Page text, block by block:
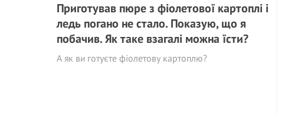
Приготував пюре з фіолетової картоплі і
ледь погано не стало. Показую, що я
побачив. Як таке взагалі можна їсти?
А як ви готуєте фіолетову картоплю?